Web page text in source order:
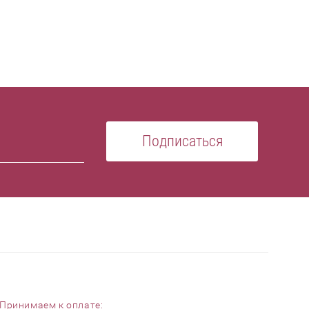
Подписаться
Принимаем к оплате: